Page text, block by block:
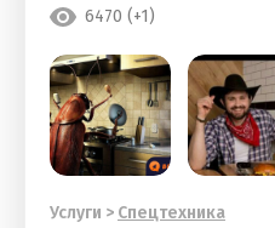
6470 (+1)
Услуги > Спецтехника